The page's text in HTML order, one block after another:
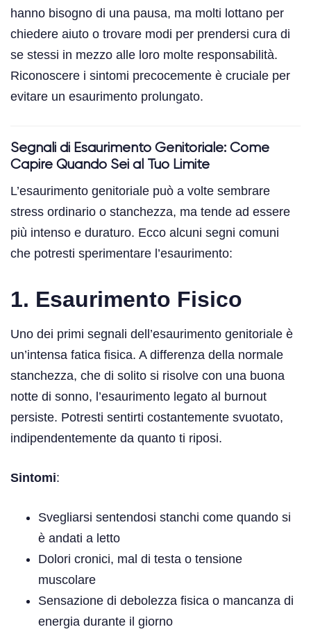
hanno bisogno di una pausa, ma molti lottano per
chiedere aiuto o trovare modi per prendersi cura di
se stessi in mezzo alle loro molte responsabilità.
Riconoscere i sintomi precocemente è cruciale per
evitare un esaurimento prolungato.
Segnali di Esaurimento Genitoriale: Come
Capire Quando Sei al Tuo Limite
L’esaurimento genitoriale può a volte sembrare
stress ordinario o stanchezza, ma tende ad essere
più intenso e duraturo. Ecco alcuni segni comuni
che potresti sperimentare l’esaurimento:
1. Esaurimento Fisico
Uno dei primi segnali dell’esaurimento genitoriale è
un’intensa fatica fisica. A differenza della normale
stanchezza, che di solito si risolve con una buona
notte di sonno, l’esaurimento legato al burnout
persiste. Potresti sentirti costantemente svuotato,
indipendentemente da quanto ti riposi.
Sintomi:
Svegliarsi sentendosi stanchi come quando si
è andati a letto
Dolori cronici, mal di testa o tensione
muscolare
Sensazione di debolezza fisica o mancanza di
energia durante il giorno